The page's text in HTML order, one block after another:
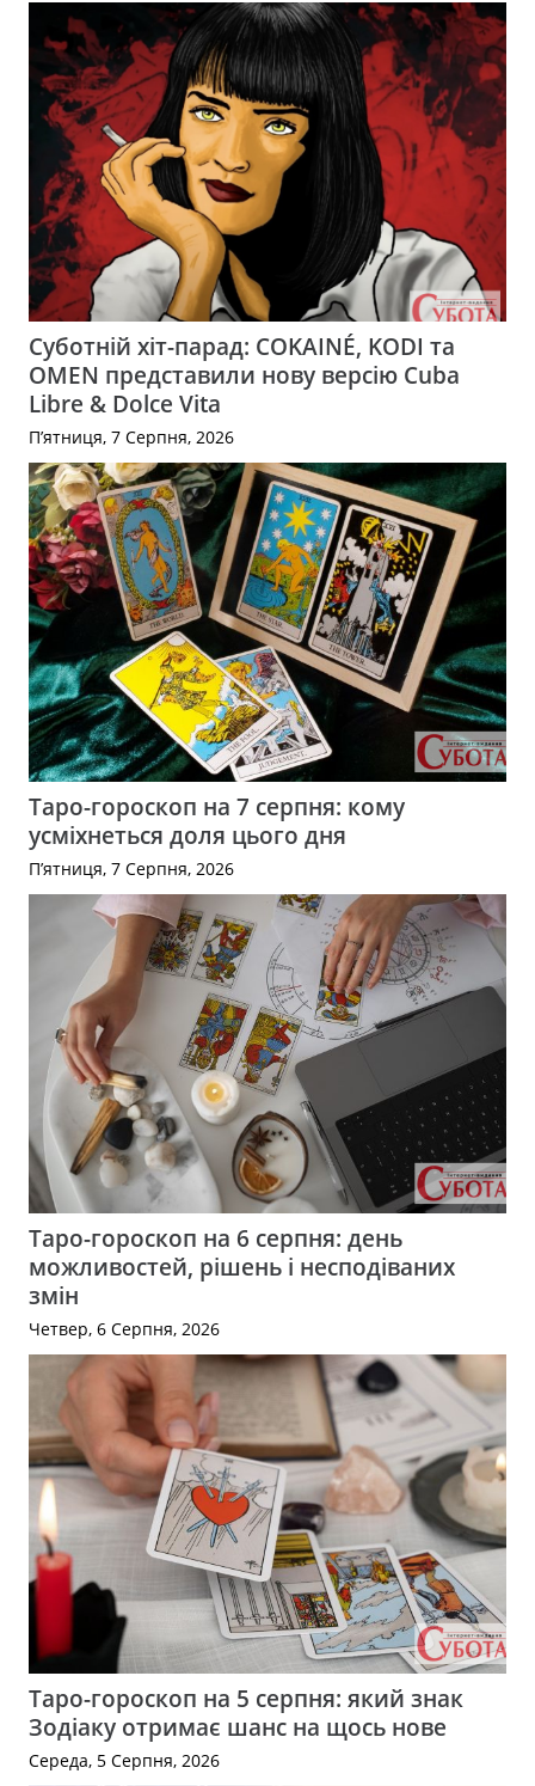
Суботній хіт-парад: COKAINÉ, KODI та
OMEN представили нову версію Cuba
Libre & Dolce Vita
П’ятниця, 7 Серпня, 2026
Таро-гороскоп на 7 серпня: кому
усміхнеться доля цього дня
П’ятниця, 7 Серпня, 2026
Таро-гороскоп на 6 серпня: день
можливостей, рішень і несподіваних
змін
Четвер, 6 Серпня, 2026
Таро-гороскоп на 5 серпня: який знак
Зодіаку отримає шанс на щось нове
Середа, 5 Серпня, 2026